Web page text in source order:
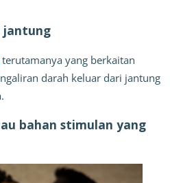
jantung
terutamanya yang berkaitan
darah keluar dari jantung
bahan stimulan yang